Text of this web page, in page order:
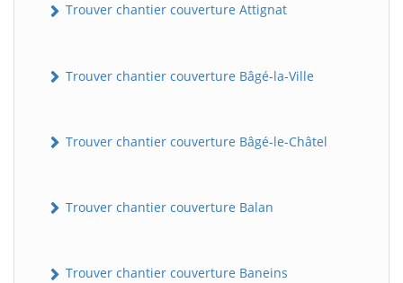
Trouver chantier couverture Attignat
Trouver chantier couverture Bâgé-la-Ville
Trouver chantier couverture Bâgé-le-Châtel
Trouver chantier couverture Balan
Trouver chantier couverture Baneins